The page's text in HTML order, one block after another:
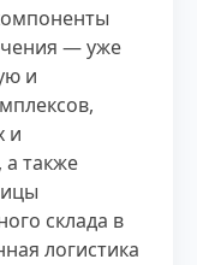
— уже
и
и
также
склада в
логистика